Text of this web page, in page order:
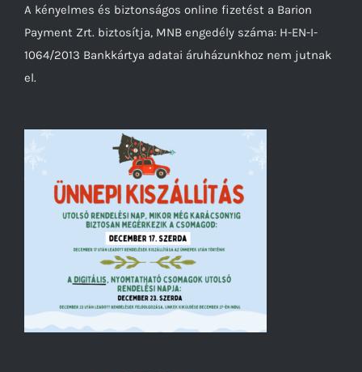
A kényelmes és biztonságos online fizetést a Barion
Payment Zrt. biztosítja, MNB engedély száma: H-EN-I-
1064/2013 Bankkártya adatai áruházunkhoz nem jutnak
el.